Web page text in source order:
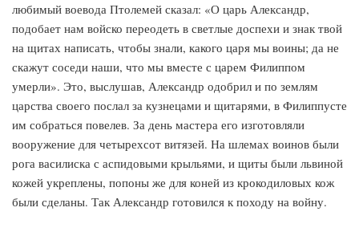
любимый воевода Птолемей сказал: «О царь Александр,
подобает нам войско переодеть в светлые доспехи и знак твой
на щитах написать, чтобы знали, какого царя мы воины; да не
скажут соседи наши, что мы вместе с царем Филиппом
умерли». Это, выслушав, Александр одобрил и по землям
царства своего послал за кузнецами и щитарями, в Филиппусте
им собраться повелев. За день мастера его изготовляли
вооружение для четырехсот витязей. На шлемах воинов были
рога василиска с аспидовыми крыльями, и щиты были львиной
кожей укреплены, попоны же для коней из крокодиловых кож
были сделаны. Так Александр готовился к походу на войну.